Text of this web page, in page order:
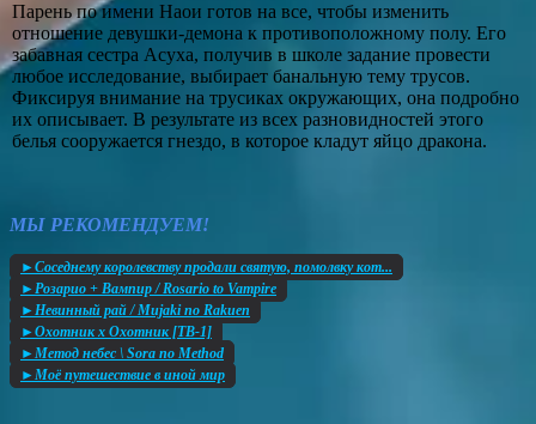
Парень по имени Наои готов на все, чтобы изменить
отношение девушки-демона к противоположному полу. Его
забавная сестра Асуха, получив в школе задание провести
любое исследование, выбирает банальную тему трусов.
Фиксируя внимание на трусиках окружающих, она подробно
их описывает. В результате из всех разновидностей этого
белья сооружается гнездо, в которое кладут яйцо дракона.
МЫ РЕКОМЕНДУЕМ!
►Соседнему королевству продали святую, помолвку кот...
►Розарио + Вампир / Rosario to Vampire
►Невинный рай / Mujaki no Rakuen
►Охотник х Охотник [ТВ-1]
►Метод небес \ Sora no Method
►Моё путешествие в иной мир